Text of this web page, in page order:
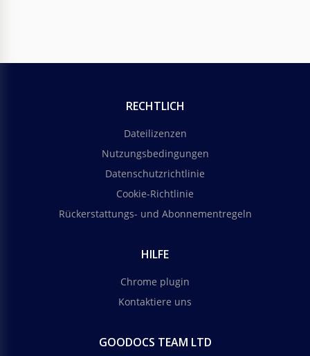
RECHTLICH
Dateilizenzen
Nutzungsbedingungen
Datenschutzrichtlinie
Cookie-Richtlinie
Rückerstattungs- und Abonnementregeln
HILFE
Chrome plugin
Kontaktiere uns
GOODOCS TEAM LTD